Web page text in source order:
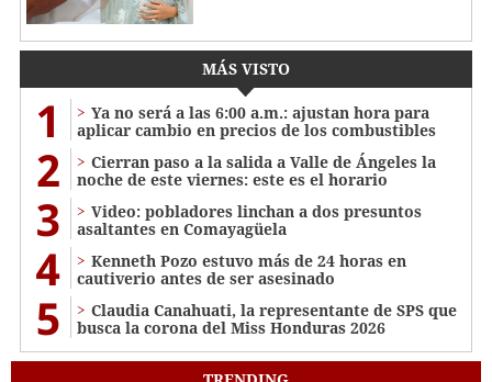
MÁS VISTO
1
Ya no será a las 6:00 a.m.: ajustan hora para
aplicar cambio en precios de los combustibles
2
Cierran paso a la salida a Valle de Ángeles la
noche de este viernes: este es el horario
3
Video: pobladores linchan a dos presuntos
asaltantes en Comayagüela
4
Kenneth Pozo estuvo más de 24 horas en
cautiverio antes de ser asesinado
5
Claudia Canahuati, la representante de SPS que
busca la corona del Miss Honduras 2026